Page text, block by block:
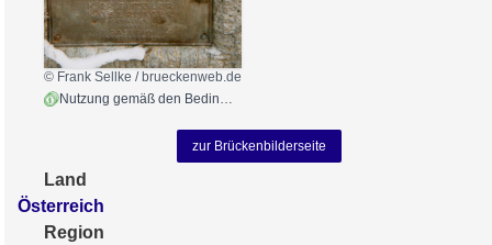
© Frank Sellke / brueckenweb.de
zur Brückenbilderseite
Land
Österreich
Region